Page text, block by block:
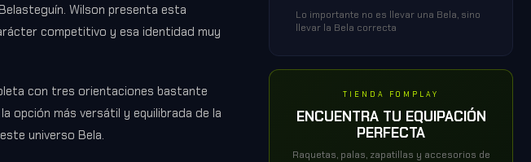
Wilson presenta esta
competitivo y esa identidad muy
con tres orientaciones bastante
opción más versátil y equilibrada de la
universo Bela.
Lo importante no es llevar una Bela, sino
llevar la Bela correcta
TIENDA FOMPLAY
ENCUENTRA TU EQUIPACIÓN
PERFECTA
Raquetas, palas, zapatillas y accesorios de